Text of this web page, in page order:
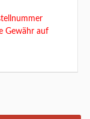
Gewähr auf